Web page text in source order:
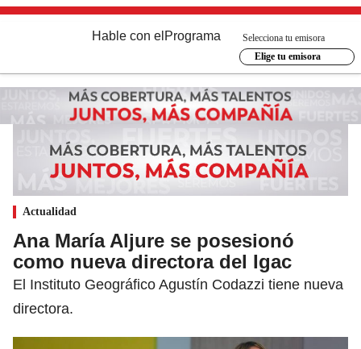
Hable con el Programa
Selecciona tu emisora
Elige tu emisora
Actualidad
Ana María Aljure se posesionó
como nueva directora del Igac
El Instituto Geográfico Agustín Codazzi tiene nueva
directora.